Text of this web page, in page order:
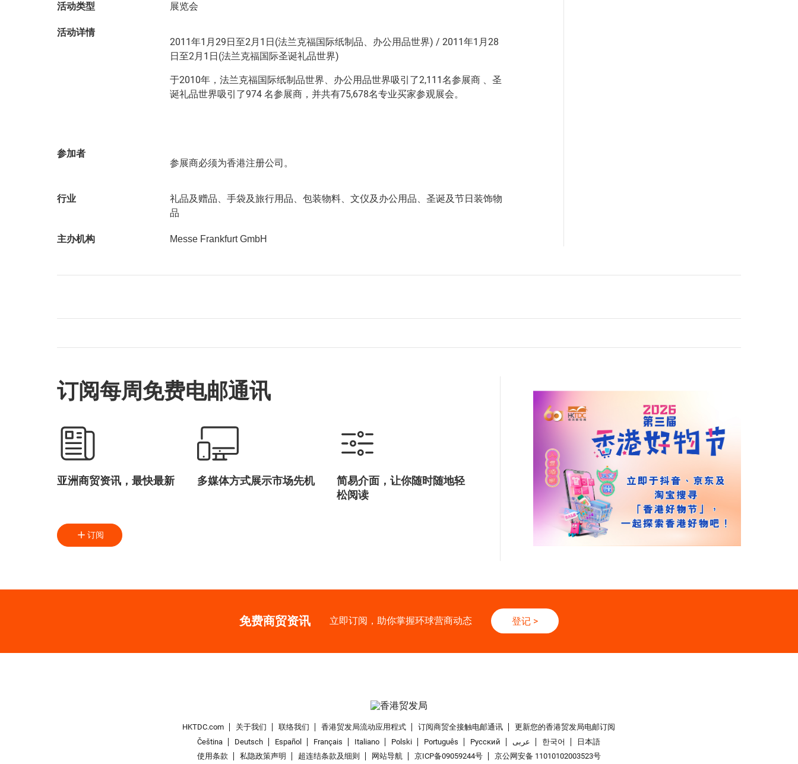
活动类型 展览会
活动详情
2011年1月29日至2月1日(法兰克福国际纸制品、办公用品世界) / 2011年1月28
日至2月1日(法兰克福国际圣诞礼品世界)
于2010年，法兰克福国际纸制品世界、办公用品世界吸引了2,111名参展商 、圣
诞礼品世界吸引了974 名参展商，并共有75,678名专业买家参观展会。
参加者
参展商必须为香港注册公司。
行业
礼品及赠品、手袋及旅行用品、包装物料、文仪及办公用品、圣诞及节日装饰物
品
主办机构 Messe Frankfurt GmbH
订阅每周免费电邮通讯
亚洲商贸资讯，最快最新 多媒体方式展示市场先机
简易介面，让你随时随地轻
松阅读
订阅
免费商贸资讯 立即订阅，助你掌握环球营商动态 登记>
HKTDC.com 关于我们 联络我们 香港贸发局流动应用程式 订阅商贸全接触电邮通讯
更新您的香港贸发局电邮订阅
Čeština
Deutsch Español Français Italiano Polski Português Pусский عربى 한국어
日本語
使用条款
私隐政策声明 超连结条款及细则 网站导航 京ICP备09059244号 京公网安备 11010102003523号